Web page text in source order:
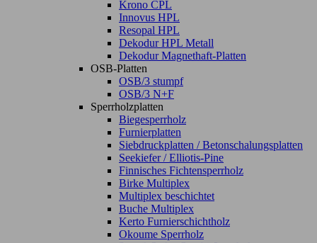
Krono CPL
Innovus HPL
Resopal HPL
Dekodur HPL Metall
Dekodur Magnethaft-Platten
OSB-Platten
OSB/3 stumpf
OSB/3 N+F
Sperrholzplatten
Biegesperrholz
Furnierplatten
Siebdruckplatten / Betonschalungsplatten
Seekiefer / Elliotis-Pine
Finnisches Fichtensperrholz
Birke Multiplex
Multiplex beschichtet
Buche Multiplex
Kerto Furnierschichtholz
Okoume Sperrholz